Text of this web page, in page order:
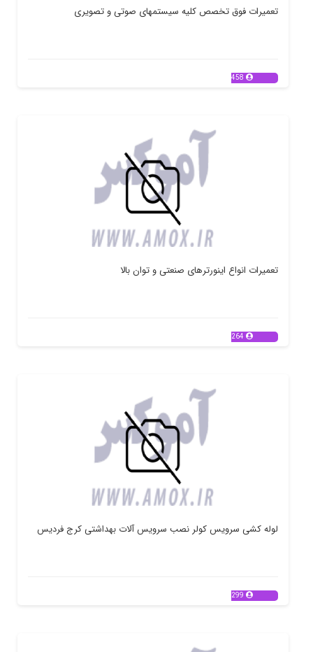
تعمیرات فوق تخصص کلیه سیستمهای صوتی و تصویری
458
تعمیرات انواع اینورترهای صنعتی و توان بالا
264
لوله کشی سرویس کولر نصب سرویس آلات بهداشتی کرج فردیس
299